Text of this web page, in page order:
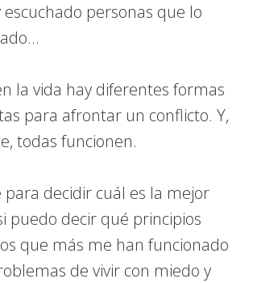
escuchado personas que lo
la vida hay diferentes formas
para afrontar un conflicto. Y,
todas funcionen.
para decidir cuál es la mejor
puedo decir qué principios
que más me han funcionado
de vivir con miedo y